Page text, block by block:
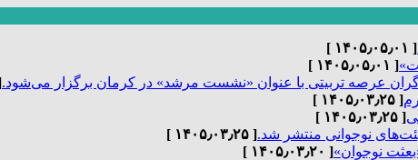
[ ۱۴۰۵٫۰۵٫۰۱ ]
[ ۱۴۰۵٫۰۵٫۰۱ ]
عرصه تربیتی با عنوان «نشست مرشد» در کرمان برگزار می‌شود.[
[ ۱۴۰۵٫۰۳٫۲۵ ]
[ ۱۴۰۵٫۰۳٫۲۵ ]
نوجوانی منتشر شد.[ ۱۴۰۵٫۰۳٫۲۵ ]
نوجوان»[ ۱۴۰۵٫۰۳٫۲۰ ]